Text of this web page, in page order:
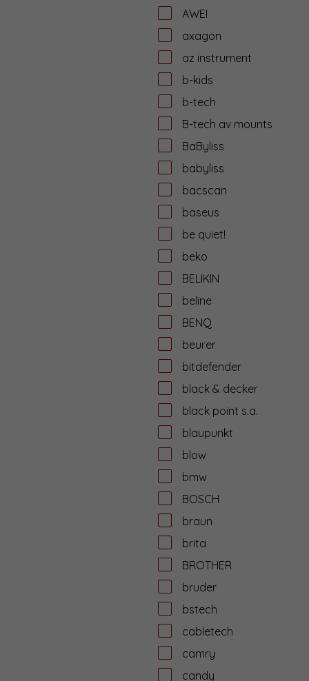
AWEI
axagon
az instrument
b-kids
b-tech
B-tech av mounts
BaByliss
babyliss
bacscan
baseus
be quiet!
beko
BELIKIN
beline
BENQ
beurer
bitdefender
black & decker
black point s.a.
blaupunkt
blow
bmw
BOSCH
braun
brita
BROTHER
bruder
bstech
cabletech
camry
candy